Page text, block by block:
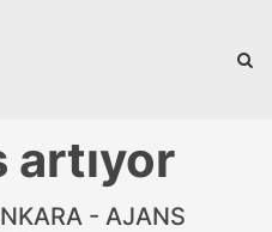
artıyor
- AJANS